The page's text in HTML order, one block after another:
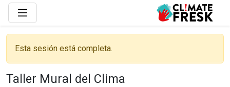
Esta sesión está completa.
Taller Mural del Clima